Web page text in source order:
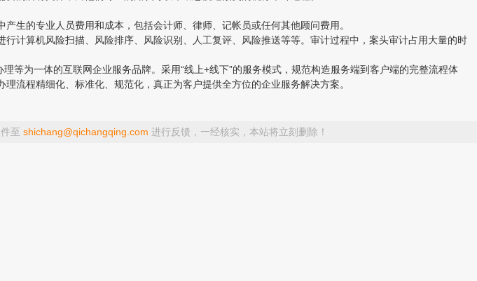
的专业人员费用和成本，包括会计师、律师、记帐员或任何其他顾问费用。
算机风险扫描、风险排序、风险识别、人工复评、风险推送等等。审计过程中，案头审计占用大量的时
为一体的互联网企业服务品牌。采用“线上+线下”的服务模式，规范构造服务端到客户端的完整流程体
流程精细化、标准化、规范化，真正为客户提供全方位的企业服务解决方案。
至 shichang@qichangqing.com 进行反馈，一经核实，本站将立刻删除！